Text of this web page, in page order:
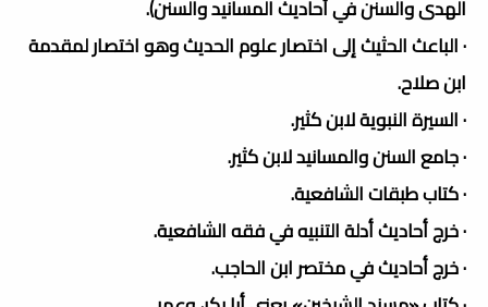
الهدى والسنن في أحاديث المسانيد والسنن).
· الباعث الحثيث إلى اختصار علوم الحديث وهو اختصار لمقدمة
ابن صلاح.
· السيرة النبوية لابن كثير.
· جامع السنن والمسانيد لابن كثير.
· كتاب طبقات الشافعية.
· خرج أحاديث أدلة التنبيه في فقه الشافعية.
· خرج أحاديث في مختصر ابن الحاجب.